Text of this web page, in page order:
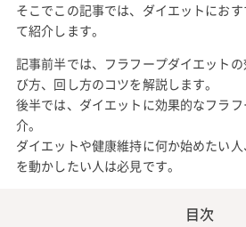
そこでこの記事では、ダイエットにお
て紹介します。
記事前半では、フラフープダイエット
び方、回し方のコツを解説します。
後半では、ダイエットに効果的なフラ
介。
ダイエットや健康維持に何か始めたい
を動かしたい人は必見です。
目次